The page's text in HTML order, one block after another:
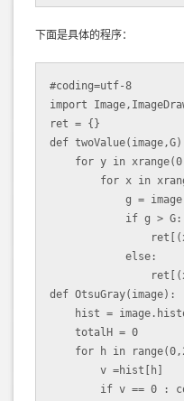
下面是具体的程序：
#coding=utf-8
import
ret = {}
def
for y in
for x in
g =
if g >
            else:
def OtsuGray(image):
hist =
    totalH = 0
for h in
        v =hist[h]
if v == 0 :